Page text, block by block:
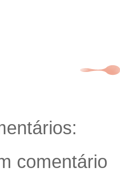
comentário